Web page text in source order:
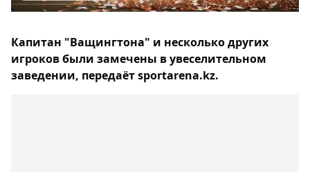
Капитан "Ващингтона" и несколько других
игроков были замечены в увеселительном
заведении, передаёт sportarena.kz.